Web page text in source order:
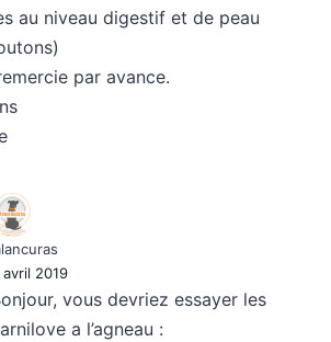
au niveau digestif et de peau
par avance.
2019
vous devriez essayer les
a l’agneau :